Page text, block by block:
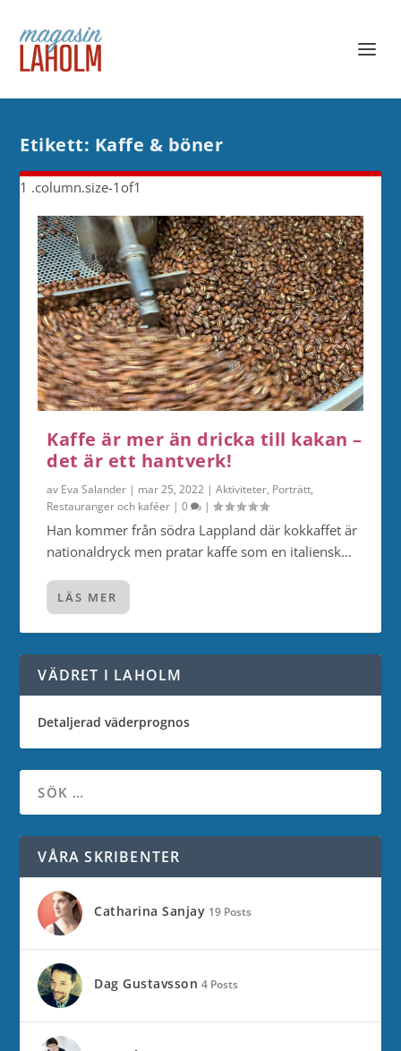
Etikett: Kaffe & böner
Kaffe är mer än dricka till kakan –
det är ett hantverk!
av Eva Salander | mar 25, 2022 |Aktiviteter, Porträtt,
Restauranger och kaféer |0 |
Han kommer från södra Lappland där kokkaffet är
nationaldryck men pratar kaffe som en italiensk...
LÄS MER
VÄDRET I LAHOLM
Detaljerad väderprognos
VÅRA SKRIBENTER
Catharina Sanjay 19 Posts
Dag Gustavsson 4 Posts